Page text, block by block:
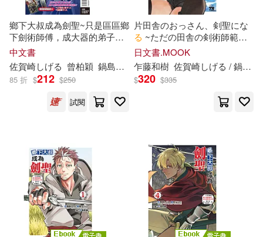
鄉下大叔成為劍聖~只是區區鄉
下劍術師傅，成大器的弟子們
卻不肯放過我~ 3 (首刷附錄版)
中文書
佐賀崎しげる 曾柏穎 鍋島テツヒロ
85 折 $212 $250
試閱
片田舎のおっさん、剣聖にな
る ~ただの田舎の剣術師範だ
ったのに、大成
が俺を放ってくれない件~ 8
日文書.MOOK
乍藤和樹 佐賀崎しげる / 鍋島テツヒロ
$320 $335